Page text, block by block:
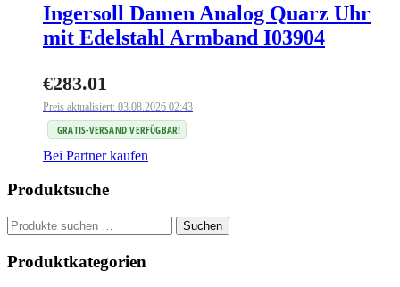
Ingersoll Damen Analog Quarz Uhr
mit Edelstahl Armband I03904
€283.01
Preis aktualisiert: 03.08.2026 02:43
GRATIS-VERSAND VERFÜGBAR!
Bei Partner kaufen
Produktsuche
Suchen
nach:
Suchen
Produktkategorien